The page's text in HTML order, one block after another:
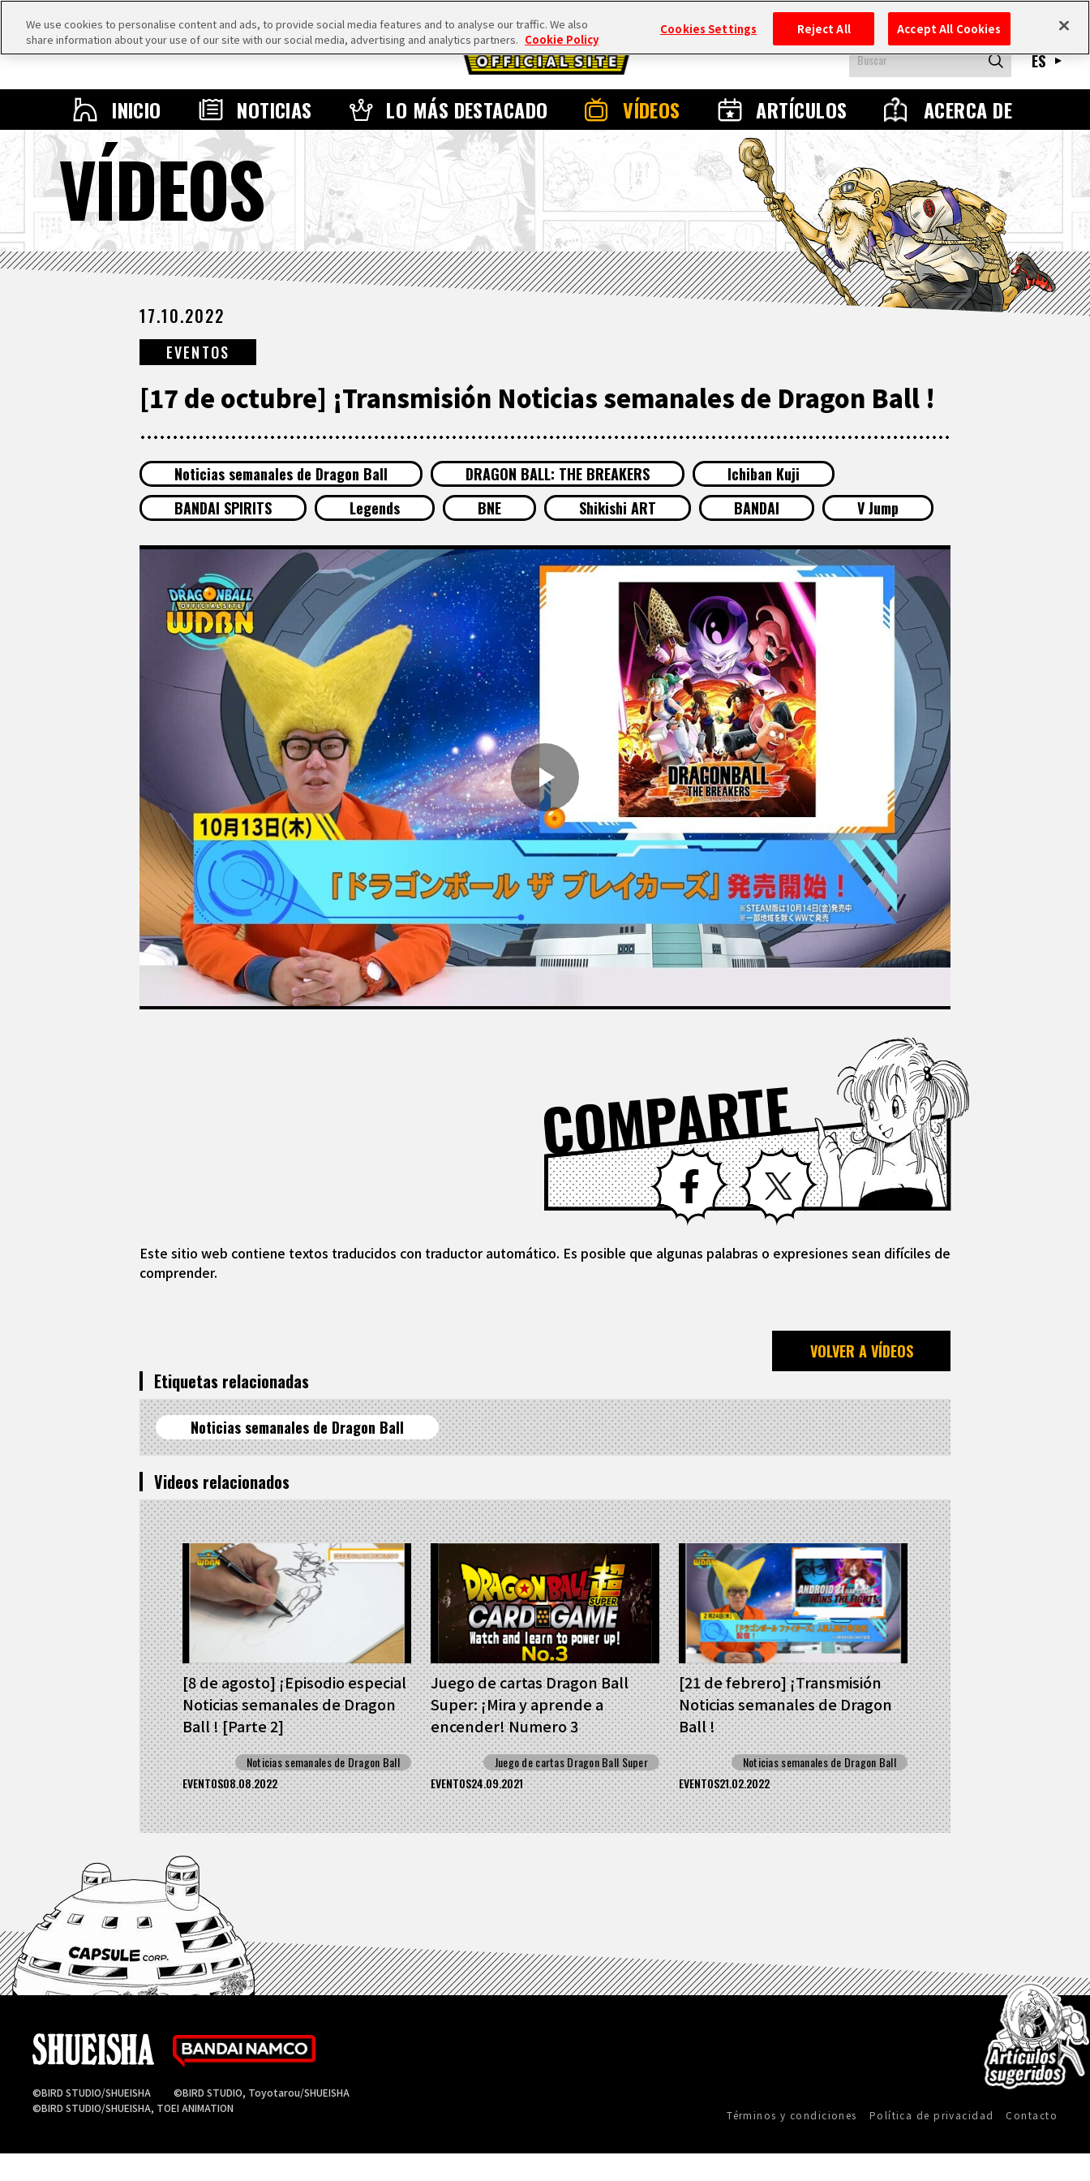
INICIO NOTICIAS LO MÁS DESTACADO VÍDEOS ARTÍCULOS ACERCA DE
ES
VÍDEOS
17.10.2022
EVENTOS
[17 de octubre] ¡Transmisión Noticias semanales de Dragon Ball !
Noticias semanales de Dragon Ball DRAGON BALL: THE BREAKERS
Ichiban Kuji
BANDAI SPIRITS
Legends BNE Shikishi ART BANDAI V Jump
COMPARTE
Facebook X
Este sitio web contiene textos traducidos con traductor automático. Es posible que algunas palabras o expresiones sean difíciles de
comprender.
VOLVER A VÍDEOS
Etiquetas relacionadas
Noticias semanales de Dragon Ball
Videos relacionados
[8 de agosto] ¡Episodio especial
Noticias semanales de Dragon
Ball ! [Parte 2]
Noticias semanales de Dragon Ball
EVENTOS08.08.2022
Juego de cartas Dragon Ball
Super: ¡Mira y aprende a
encender! Numero 3
Juego de cartas Dragon Ball Super
EVENTOS24.09.2021
[21 de febrero] ¡Transmisión
Noticias semanales de Dragon
Ball !
Noticias semanales de Dragon Ball
EVENTOS21.02.2022
©BIRD STUDIO/SHUEISHA
©BIRD STUDIO, Toyotarou/SHUEISHA
©BIRD STUDIO/SHUEISHA, TOEI ANIMATION
Términos y condiciones Política de privacidad Contacto
We use cookies to personalise content and ads, to provide social media features and to analyse our traffic. We also
share information about your use of our site with our social media, advertising and analytics partners. Cookie Policy
Cookies Settings Reject All Accept All Cookies